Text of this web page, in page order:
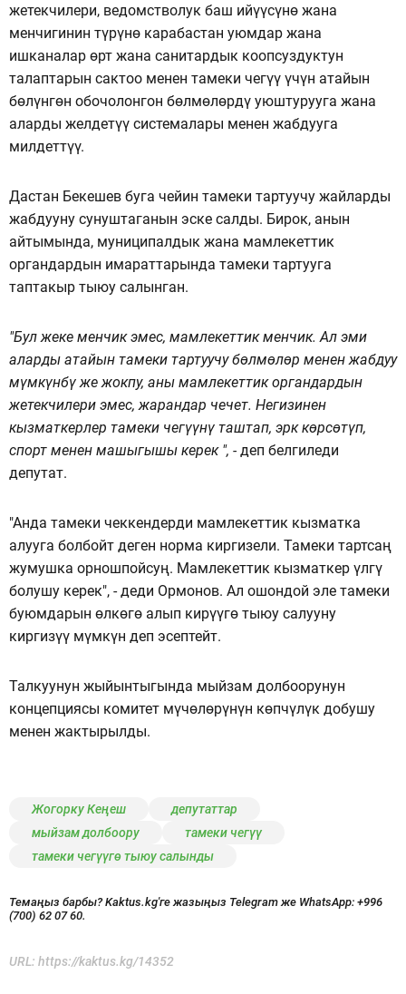
жетекчилери, ведомстволук баш ийүүсүнө жана
менчигинин түрүнө карабастан уюмдар жана
ишканалар өрт жана санитардык коопсуздуктун
талаптарын сактоо менен тамеки чегүү үчүн атайын
бөлүнгөн обочолонгон бөлмөлөрдү уюштурууга жана
аларды желдетүү системалары менен жабдууга
милдеттүү.
Дастан Бекешев буга чейин тамеки тартуучу жайларды
жабдууну сунуштаганын эске салды. Бирок, анын
айтымында, муниципалдык жана мамлекеттик
органдардын имараттарында тамеки тартууга
таптакыр тыюу салынган.
"Бул жеке менчик эмес, мамлекеттик менчик. Ал эми
аларды атайын тамеки тартуучу бөлмөлөр менен жабдуу
мүмкүнбү же жокпу, аны мамлекеттик органдардын
жетекчилери эмес, жарандар чечет. Негизинен
кызматкерлер тамеки чегүүнү таштап, эрк көрсөтүп,
спорт менен машыгышы керек ", - деп белгиледи
депутат.
"Анда тамеки чеккендерди мамлекеттик кызматка
алууга болбойт деген норма киргизели. Тамеки тартсаң
жумушка орношпойсуң. Мамлекеттик кызматкер үлгү
болушу керек", - деди Ормонов. Ал ошондой эле тамеки
буюмдарын өлкөгө алып кирүүгө тыюу салууну
киргизүү мүмкүн деп эсептейт.
Талкуунун жыйынтыгында мыйзам долбоорунун
концепциясы комитет мүчөлөрүнүн көпчүлүк добушу
менен жактырылды.
Жогорку Кеңеш
депутаттар
мыйзам долбоору
тамеки чегүү
тамеки чегүүгө тыюу салынды
Темаңыз барбы? Kaktus.kg'ге жазыңыз Telegram же WhatsApp: +996
(700) 62 07 60.
URL: https://kaktus.kg/14352